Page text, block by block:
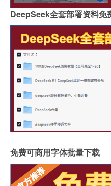
DeepSeek全套部署资料免
免费可商用字体批量下载